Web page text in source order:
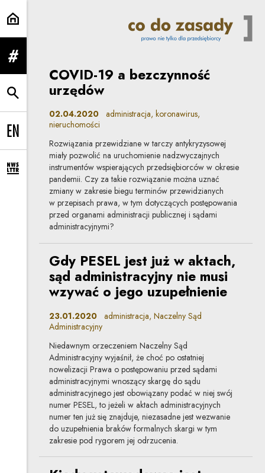
administracja | Co do zasady
rozwiń menu
rozwiń wyszukiwarkę
Change language to EN
rozwiń formularz zapisu na newsletter
COVID-19 a bezczynność
urzędów
02.04.2020 administracja, koronawirus,
nieruchomości
Rozwiązania przewidziane w tarczy antykryzysowej
miały pozwolić na uruchomienie nadzwyczajnych
instrumentów wspierających przedsiębiorców w okresie
pandemii. Czy za takie rozwiązanie można uznać
zmiany w zakresie biegu terminów przewidzianych
w przepisach prawa, w tym dotyczących postępowania
przed organami administracji publicznej i sądami
administracyjnymi?
Gdy PESEL jest już w aktach,
sąd administracyjny nie musi
wzywać o jego uzupełnienie
23.01.2020 administracja, Naczelny Sąd
Administracyjny
Niedawnym orzeczeniem Naczelny Sąd
Administracyjny wyjaśnił, że choć po ostatniej
nowelizacji Prawa o postępowaniu przed sądami
administracyjnymi wnoszący skargę do sądu
administracyjnego jest obowiązany podać w niej swój
numer PESEL, to jeżeli w aktach administracyjnych
numer ten już się znajduje, niezasadne jest wezwanie
do uzupełnienia braków formalnych skargi w tym
zakresie pod rygorem jej odrzucenia.